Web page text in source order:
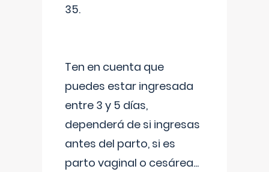
35.
Ten en cuenta que
puedes estar ingresada
entre 3 y 5 días,
dependerá de si ingresas
antes del parto, si es
parto vaginal o cesárea...